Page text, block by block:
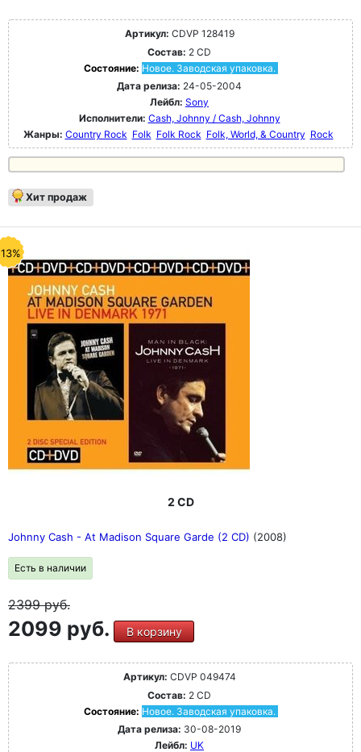
Артикул: CDVP 128419
Состав: 2 CD
Состояние: Новое. Заводская упаковка.
Дата релиза: 24-05-2004
Лейбл: Sony
Исполнители: Cash, Johnny / Cash, Johnny
Жанры: Country Rock Folk Folk Rock Folk, World, & Country Rock
Хит продаж
2 CD
Johnny Cash - At Madison Square Garde (2 CD) (2008)
Есть в наличии
2399руб.
2099 руб. В корзину
Артикул: CDVP 049474
Состав: 2 CD
Состояние: Новое. Заводская упаковка.
Дата релиза: 30-08-2019
Лейбл: UK